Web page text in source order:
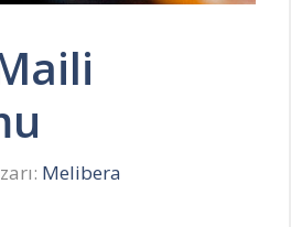
Melibera